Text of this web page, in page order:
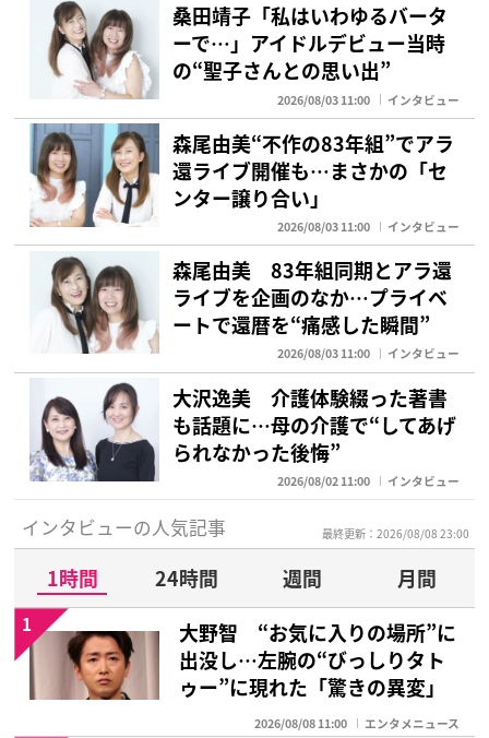
桑田靖子「私はいわゆるバータ
ーで…」アイドルデビュー当時
の“聖子さんとの思い出”
2026/08/03 11:00 インタビュー
森尾由美“不作の83年組”でアラ
還ライブ開催も…まさかの「セ
ンター譲り合い」
2026/08/03 11:00 インタビュー
森尾由美 83年組同期とアラ還
ライブを企画のなか…プライベ
ートで還暦を“痛感した瞬間”
2026/08/03 11:00 インタビュー
大沢逸美 介護体験綴った著書
も話題に…母の介護で“してあげ
られなかった後悔”
2026/08/02 11:00 インタビュー
インタビューの人気記事 最終更新：2026/08/08 23:00
1時間 24時間 週間
月間
大野智 “お気に入りの場所”に
出没し…左腕の“びっしりタト
ゥー”に現れた「驚きの異変」
2026/08/08 11:00 エンタメニュース
1